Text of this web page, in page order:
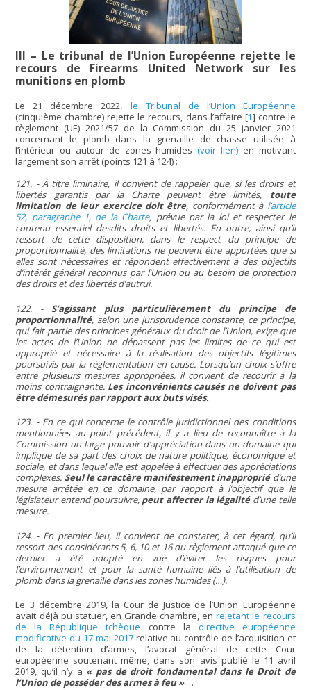
III – Le tribunal de l’Union Européenne rejette le
recours de Firearms United Network sur les
munitions en plomb
Le 21 décembre 2022, le Tribunal de l’Union Européenne
(cinquième chambre) rejette le recours, dans l’affaire [1] contre le
règlement (UE) 2021/57 de la Commission du 25 janvier 2021
concernant le plomb dans la grenaille de chasse utilisée à
l’intérieur ou autour de zones humides(voir lien) en motivant
largement son arrêt (points 121 à 124) :
121. - À titre liminaire, il convient de rappeler que, si les droits et
libertés garantis par la Charte peuvent être limités, toute
limitation de leur exercice doit être, conformément à l’article
52, paragraphe 1, de la Charte, prévue par la loi et respecter le
contenu essentiel desdits droits et libertés. En outre, ainsi qu’il
ressort de cette disposition, dans le respect du principe de
proportionnalité, des limitations ne peuvent être apportées que si
elles sont nécessaires et répondent effectivement à des objectifs
d’intérêt général reconnus par l’Union ou au besoin de protection
des droits et des libertés d’autrui.
122. -S’agissant plus particulièrement du principe de
proportionnalité, selon une jurisprudence constante, ce principe,
qui fait partie des principes généraux du droit de l’Union, exige que
les actes de l’Union ne dépassent pas les limites de ce qui est
approprié et nécessaire à la réalisation des objectifs légitimes
poursuivis par la réglementation en cause. Lorsqu’un choix s’offre
entre plusieurs mesures appropriées, il convient de recourir à la
moins contraignante. Les inconvénients causés ne doivent pas
être démesurés par rapport aux buts visés.
123. - En ce qui concerne le contrôle juridictionnel des conditions
mentionnées au point précédent, il y a lieu de reconnaître à la
Commission un large pouvoir d’appréciation dans un domaine qui
implique de sa part des choix de nature politique, économique et
sociale, et dans lequel elle est appelée à effectuer des appréciations
complexes. Seul le caractère manifestement inappropriéd’une
mesure arrêtée en ce domaine, par rapport à l’objectif que le
législateur entend poursuivre, peut affecter la légalitéd’une telle
mesure.
124. - En premier lieu, il convient de constater, à cet égard, qu’il
ressort des considérants 5, 6, 10 et 16 du règlement attaqué que ce
dernier a été adopté en vue d’éviter les risques pour
l’environnement et pour la santé humaine liés à l’utilisation de
plomb dans la grenaille dans les zones humides (…).
Le 3 décembre 2019, la Cour de Justice de l’Union Européenne
avait déjà pu statuer, en Grande chambre, enrejetant le recours
de la République tchèque contre la directive européenne
modificative du 17 mai 2017relative au contrôle de l’acquisition et
de la détention d’armes, l’avocat général de cette Cour
européenne soutenant même, dans son avis publié le 11 avril
2019, qu’il n’y a « pas de droit fondamental dans le Droit de
l’Union de posséder des armes à feu » …